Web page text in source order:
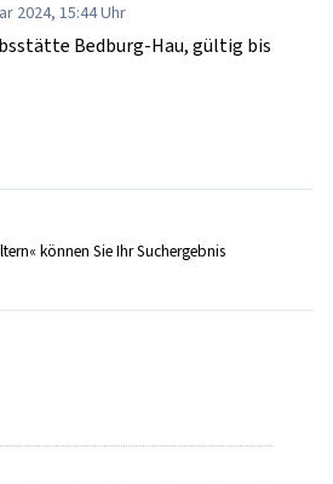
2024, 15:44 Uhr
Bedburg-Hau, gültig bis
können Sie Ihr Suchergebnis